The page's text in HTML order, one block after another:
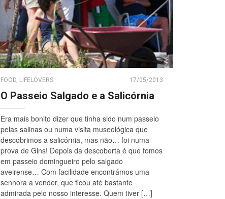
FOOD, LIFELOVERS 17/05/2013
O Passeio Salgado e a Salicórnia
Era mais bonito dizer que tinha sido num passeio
pelas salinas ou numa visita museológica que
descobrimos a salicórnia, mas não… foi numa
prova de Gins! Depois da descoberta é que fomos
em passeio domingueiro pelo salgado
aveirense… Com facilidade encontrámos uma
senhora a vender, que ficou até bastante
admirada pelo nosso interesse. Quem tiver […]